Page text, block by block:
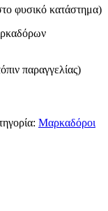
φυσικό κατάστημα)
παραγγελίας)
Μαρκαδόροι